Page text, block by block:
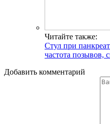
Читайте также:
Стул при
частота позывов,
Добавить комментарий